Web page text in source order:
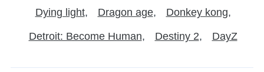
Dying light Dragon age Donkey kong
Detroit: Become Human Destiny 2 DayZ